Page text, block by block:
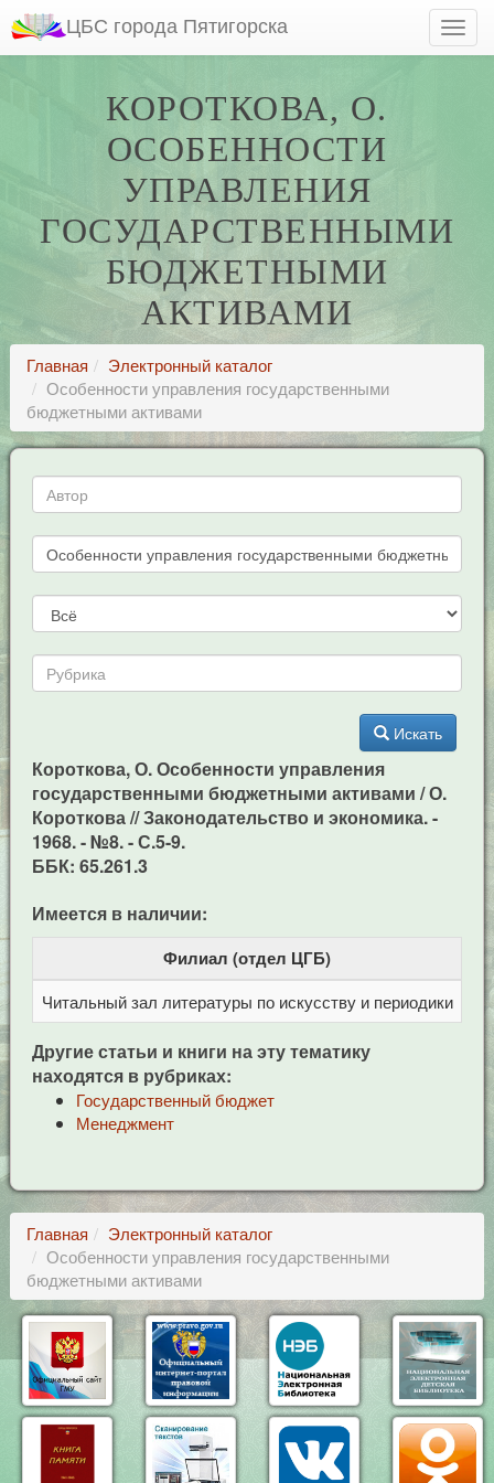
ЦБС города Пятигорска
КОРОТКОВА, О.
ОСОБЕННОСТИ
УПРАВЛЕНИЯ
ГОСУДАРСТВЕННЫМИ
БЮДЖЕТНЫМИ
АКТИВАМИ
Главная
Электронный каталог
Особенности управления государственными
бюджетными активами
Искать
Короткова, О. Особенности управления
государственными бюджетными активами / О.
Короткова // Законодательство и экономика. -
1968. - №8. - С.5-9.
ББК: 65.261.3
Имеется в наличии:
Филиал (отдел ЦГБ)
Читальный зал литературы по искусству и периодики
Другие статьи и книги на эту тематику
находятся в рубриках:
Государственный бюджет
Менеджмент
Главная
Электронный каталог
Особенности управления государственными
бюджетными активами